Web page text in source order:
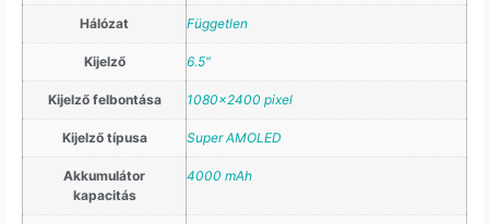
Hálózat Független
Kijelző 6.5"
Kijelző felbontása 1080×2400 pixel
Kijelző típusa Super AMOLED
Akkumulátor
kapacitás
4000 mAh